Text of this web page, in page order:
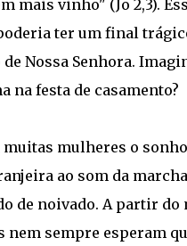
mais vinho" (Jo 2,3).
ter um final
Nossa Senhora.
na festa de casamento?
mulheres o
ao som da
de noivado. A partir
nem sempre esperam